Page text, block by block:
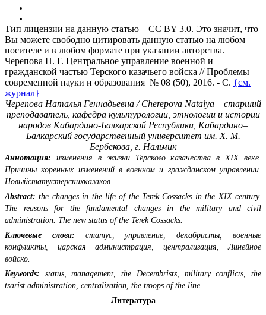
Тип лицензии на данную статью – CC BY 3.0. Это значит, что
Вы можете свободно цитировать данную статью на любом
носителе и в любом формате при указании авторства.
Черепова Н. Г. Центральное управление военной и
гражданской частью Терского казачьего войска // Проблемы
современной науки и образования № 08 (50), 2016. - С. {см.
журнал}
Черепова Наталья Геннадьевна / Cherepova Natalya – старший
преподаватель, кафедра культурологии, этнологии и истории
народов Кабардино-Балкарской Республики, Кабардино–
Балкарский государственный университет им. Х. М.
Бербекова, г. Нальчик
Аннотация: изменения в жизни Терского казачества в XIX веке.
Причины коренных изменений в военном и гражданском управлении.
Новыйстатустерскихказаков.
Abstract:the changes in the life of the Terek Cossacks in the XIX century.
The reasons for the fundamental changes in the military and civil
administration. The new status of the Terek Cossacks.
Ключевые слова: статус, управление, декабристы, военные
конфликты, царская администрация, централизация, Линейное
войско.
Keywords: status, management, the Decembrists, military conflicts, the
tsarist administration, centralization, the troops of the line.
Литература